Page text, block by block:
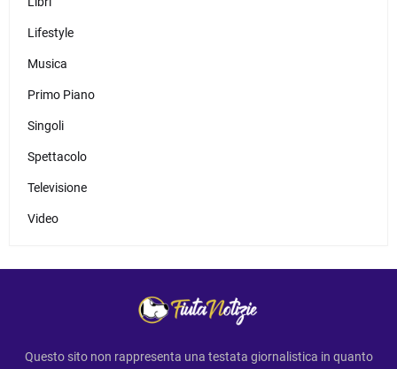
Lifestyle
Musica
Primo Piano
Singoli
Spettacolo
Televisione
Video
Questo sito non rappresenta una testata giornalistica in quanto